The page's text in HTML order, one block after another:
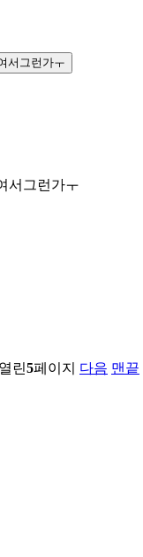
서그런가ㅜ
서그런가ㅜ
열린5페이지 다음 맨끝